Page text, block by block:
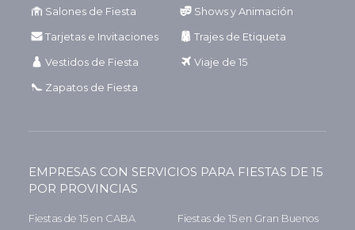
Salones de Fiesta Shows y Animación
Tarjetas e Invitaciones Trajes de Etiqueta
Vestidos de Fiesta Viaje de 15
Zapatos de Fiesta
EMPRESAS CON SERVICIOS PARA FIESTAS DE 15
POR PROVINCIAS
Fiestas de 15 en CABA
Fiestas de 15 en Gran Buenos